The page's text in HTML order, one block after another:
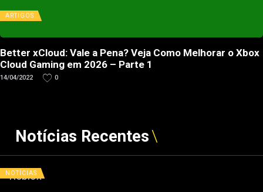
ARTIGOS
Better xCloud: Vale a Pena? Veja Como Melhorar o Xbox
Cloud Gaming em 2026 – Parte 1
14/04/2022 0
Notícias Recentes
NOTÍCIAS